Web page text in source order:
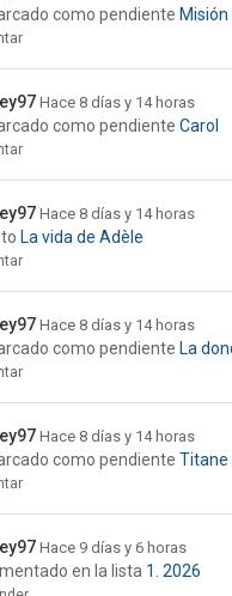
como pendiente
Hace 8 días y 14 horas
como pendiente Carol
Hace 8 días y 14 horas
La vida de Adèle
Hace 8 días y 14 horas
como pendiente La
Hace 8 días y 14 horas
como pendiente Titane
Hace 9 días y 6 horas
en la lista 1. 2026